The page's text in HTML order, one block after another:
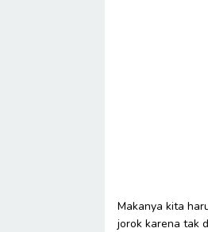
Makanya kita
jorok karena tak